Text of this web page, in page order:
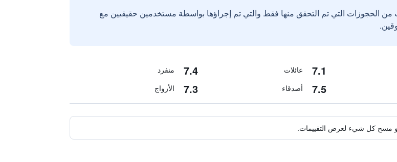
الحجوزات التي تم التحقق منها فقط والتي تم إجراؤها بواسطة مستخدمين حقيقيين مع
7.1 عائلات 7.4 منفرد
7.5 أصدقاء 7.3 الأزواج
أو مسح كل شيء لعرض التقييمات.